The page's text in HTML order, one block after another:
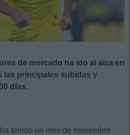
de mercado ha ido al alza en
las principales subidas y
días.
tenido un mes de noviembre